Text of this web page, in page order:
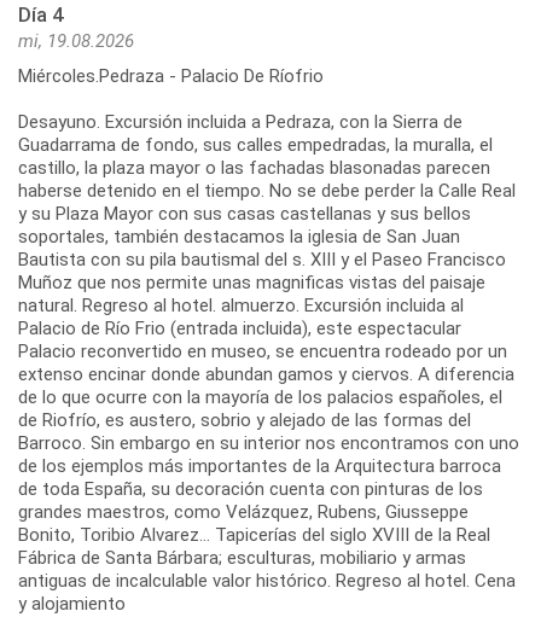
Día 4
mi, 19.08.2026
Miércoles.Pedraza - Palacio De Ríofrio
Desayuno. Excursión incluida a Pedraza, con la Sierra de
Guadarrama de fondo, sus calles empedradas, la muralla, el
castillo, la plaza mayor o las fachadas blasonadas parecen
haberse detenido en el tiempo. No se debe perder la Calle Real
y su Plaza Mayor con sus casas castellanas y sus bellos
soportales, también destacamos la iglesia de San Juan
Bautista con su pila bautismal del s. XIII y el Paseo Francisco
Muñoz que nos permite unas magnificas vistas del paisaje
natural. Regreso al hotel. almuerzo. Excursión incluida al
Palacio de Río Frio (entrada incluida), este espectacular
Palacio reconvertido en museo, se encuentra rodeado por un
extenso encinar donde abundan gamos y ciervos. A diferencia
de lo que ocurre con la mayoría de los palacios españoles, el
de Riofrío, es austero, sobrio y alejado de las formas del
Barroco. Sin embargo en su interior nos encontramos con uno
de los ejemplos más importantes de la Arquitectura barroca
de toda España, su decoración cuenta con pinturas de los
grandes maestros, como Velázquez, Rubens, Giusseppe
Bonito, Toribio Alvarez... Tapicerías del siglo XVIII de la Real
Fábrica de Santa Bárbara; esculturas, mobiliario y armas
antiguas de incalculable valor histórico. Regreso al hotel. Cena
y alojamiento